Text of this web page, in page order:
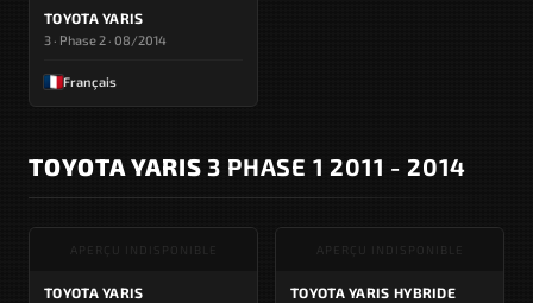
TOYOTA YARIS
3 · Phase 2 · 08/2014
Français
TOYOTA YARIS 3 PHASE 1 2011 - 2014
APERÇU INDISPONIBLE
TOYOTA YARIS
APERÇU INDISPONIBLE
TOYOTA YARIS HYBRIDE